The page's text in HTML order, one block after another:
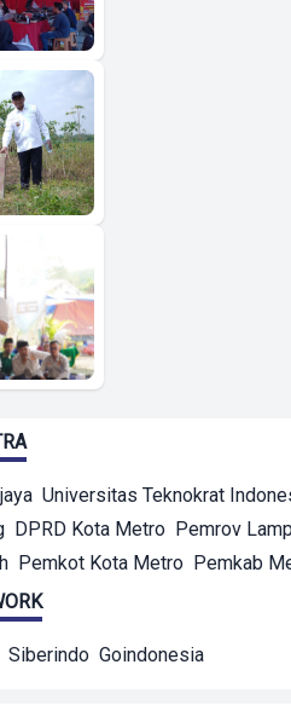
Universitas Teknokrat
DPRD Kota Metro Pemrov
Pemkot Kota Metro Pemkab
Siberindo Goindonesia